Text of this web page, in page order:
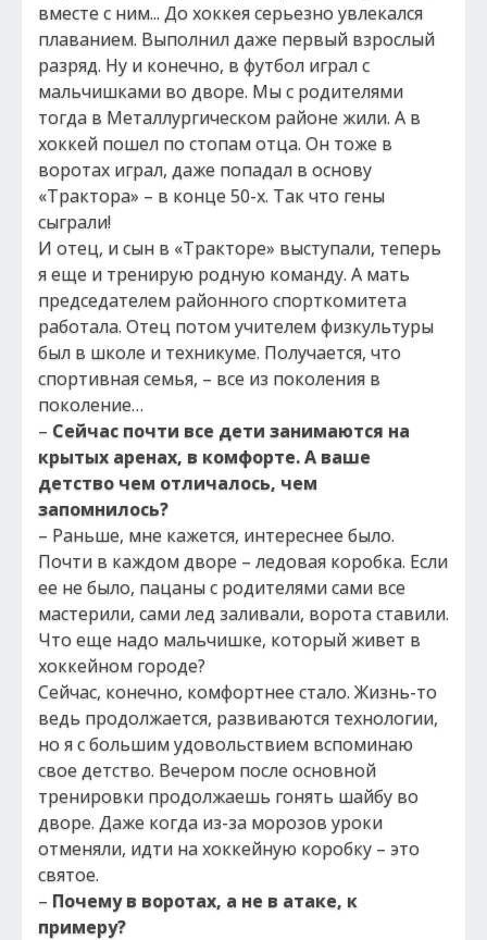
вместе с ним... До хоккея серьезно увлекался
плаванием. Выполнил даже первый взрослый
разряд. Ну и конечно, в футбол играл с
мальчишками во дворе. Мы с родителями
тогда в Металлургическом районе жили. А в
хоккей пошел по стопам отца. Он тоже в
воротах играл, даже попадал в основу
«Трактора» – в конце 50-х. Так что гены
сыграли!
И отец, и сын в «Тракторе» выступали, теперь
я еще и тренирую родную команду. А мать
председателем районного спорткомитета
работала. Отец потом учителем физкультуры
был в школе и техникуме. Получается, что
спортивная семья, – все из поколения в
поколение…
– Сейчас почти все дети занимаются на
крытых аренах, в комфорте. А ваше
детство чем отличалось, чем
запомнилось?
– Раньше, мне кажется, интереснее было.
Почти в каждом дворе – ледовая коробка. Если
ее не было, пацаны с родителями сами все
мастерили, сами лед заливали, ворота ставили.
Что еще надо мальчишке, который живет в
хоккейном городе?
Сейчас, конечно, комфортнее стало. Жизнь-то
ведь продолжается, развиваются технологии,
но я с большим удовольствием вспоминаю
свое детство. Вечером после основной
тренировки продолжаешь гонять шайбу во
дворе. Даже когда из-за морозов уроки
отменяли, идти на хоккейную коробку – это
святое.
– Почему в воротах, а не в атаке, к
примеру?